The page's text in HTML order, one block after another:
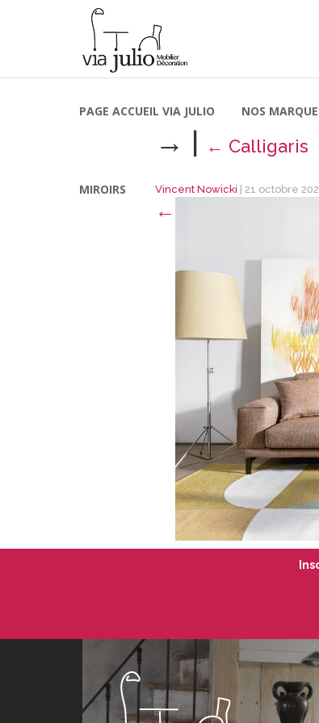
PAGE ACCUEIL VIA JULIO NOS
MIROIRS
→ | ← Calligaris
Vincent Nowicki 21 octobre
←